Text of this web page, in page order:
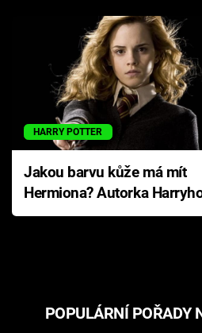
HARRY POTTER
Jakou barvu kůže má mít
Hermiona? Autorka
Pottera přišla s ráznou
POPULÁRNÍ POŘADY